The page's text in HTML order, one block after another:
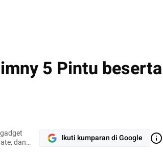
5 Pintu beserta
dan
Ikuti kumparan di Google